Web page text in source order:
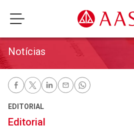
Notícias
EDITORIAL
Editorial